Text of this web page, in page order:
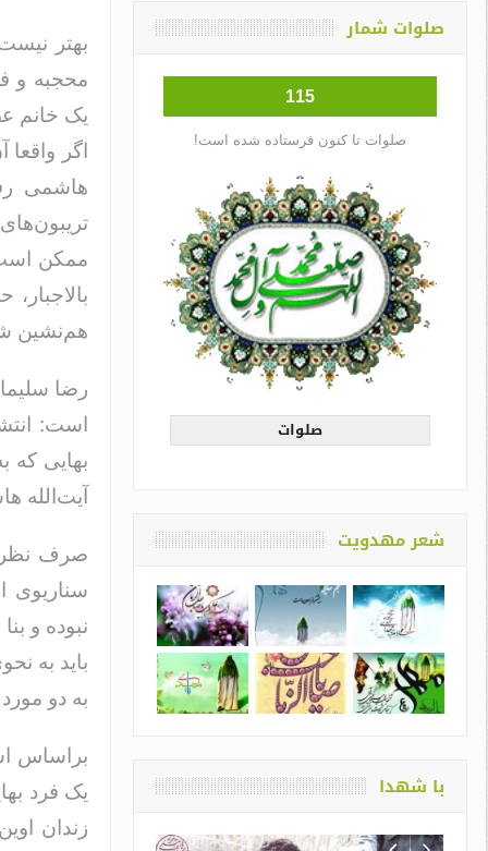
بهتر
محجبه و
یک خانم
اگر
هاشمی
ممکن
هم‌نشین
رضا
است:
بهایی که
آیت‌الله
صرف نظر
سناریوی
نبوده و
باید به
به دو
براساس
یک فرد
زندان
صلوات شمار
115
صلوات تا کنون فرستاده شده است!
صلوات
شعر مهدویت
با شهدا